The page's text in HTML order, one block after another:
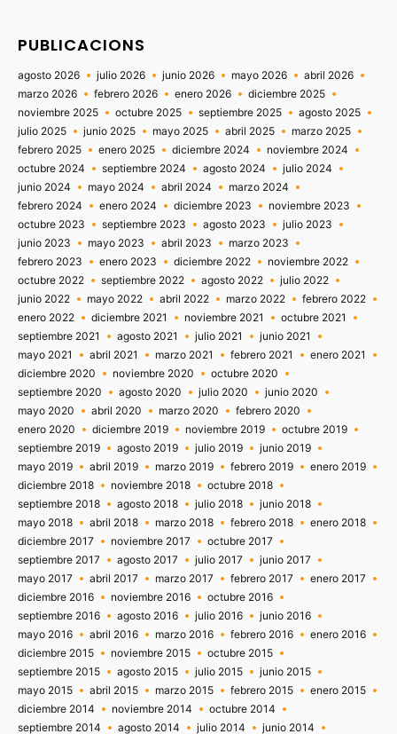
PUBLICACIONS
agosto 2026 julio 2026 junio 2026 mayo 2026
abril 2026
marzo 2026
febrero 2026 enero 2026
diciembre 2025
noviembre 2025
octubre 2025 septiembre 2025
agosto 2025
julio 2025
junio 2025 mayo 2025 abril 2025
marzo 2025
febrero 2025
enero 2025 diciembre 2024
noviembre 2024
octubre 2024
septiembre 2024 agosto 2024
julio 2024
junio 2024
mayo 2024 abril 2024
marzo 2024
febrero 2024
enero 2024 diciembre 2023
noviembre 2023
octubre 2023
septiembre 2023 agosto 2023
julio 2023
junio 2023
mayo 2023 abril 2023
marzo 2023
febrero 2023
enero 2023 diciembre 2022
noviembre 2022
octubre 2022
septiembre 2022 agosto 2022
julio 2022
junio 2022
mayo 2022 abril 2022 marzo 2022
febrero 2022
enero 2022
diciembre 2021 noviembre 2021
octubre 2021
septiembre 2021
agosto 2021 julio 2021
junio 2021
mayo 2021
abril 2021 marzo 2021 febrero 2021
enero 2021
diciembre 2020
noviembre 2020
octubre 2020
septiembre 2020
agosto 2020 julio 2020
junio 2020
mayo 2020
abril 2020 marzo 2020
febrero 2020
enero 2020
diciembre 2019 noviembre 2019
octubre 2019
septiembre 2019
agosto 2019 julio 2019
junio 2019
mayo 2019
abril 2019 marzo 2019 febrero 2019
enero 2019
diciembre 2018
noviembre 2018
octubre 2018
septiembre 2018
agosto 2018 julio 2018
junio 2018
mayo 2018
abril 2018 marzo 2018 febrero 2018
enero 2018
diciembre 2017
noviembre 2017
octubre 2017
septiembre 2017
agosto 2017 julio 2017
junio 2017
mayo 2017
abril 2017 marzo 2017 febrero 2017
enero 2017
diciembre 2016
noviembre 2016
octubre 2016
septiembre 2016
agosto 2016 julio 2016
junio 2016
mayo 2016
abril 2016 marzo 2016 febrero 2016
enero 2016
diciembre 2015
noviembre 2015
octubre 2015
septiembre 2015
agosto 2015 julio 2015
junio 2015
mayo 2015
abril 2015 marzo 2015 febrero 2015
enero 2015
diciembre 2014
noviembre 2014
octubre 2014
septiembre 2014
agosto 2014 julio 2014 junio 2014